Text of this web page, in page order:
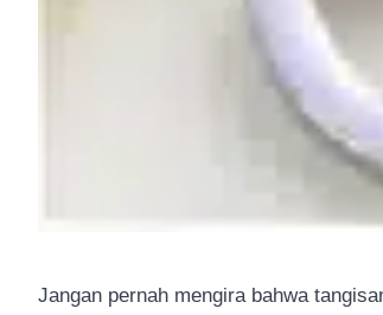
Jangan pernah mengira bahwa